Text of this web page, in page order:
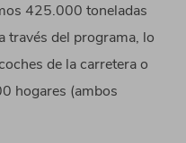
425.000 toneladas
través del programa, lo
de la carretera o
hogares (ambos